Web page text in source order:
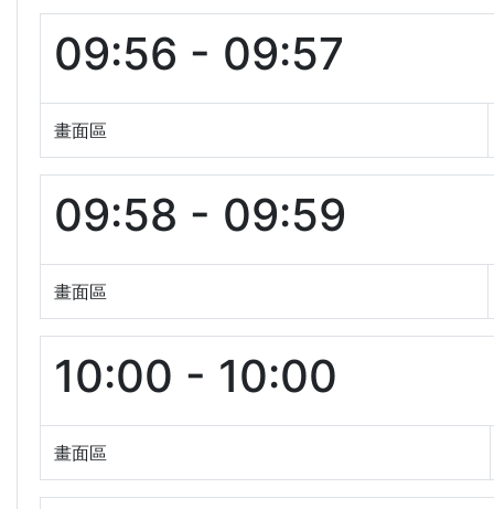
09:56 - 09:57
畫面區
09:58 - 09:59
畫面區
10:00 - 10:00
畫面區